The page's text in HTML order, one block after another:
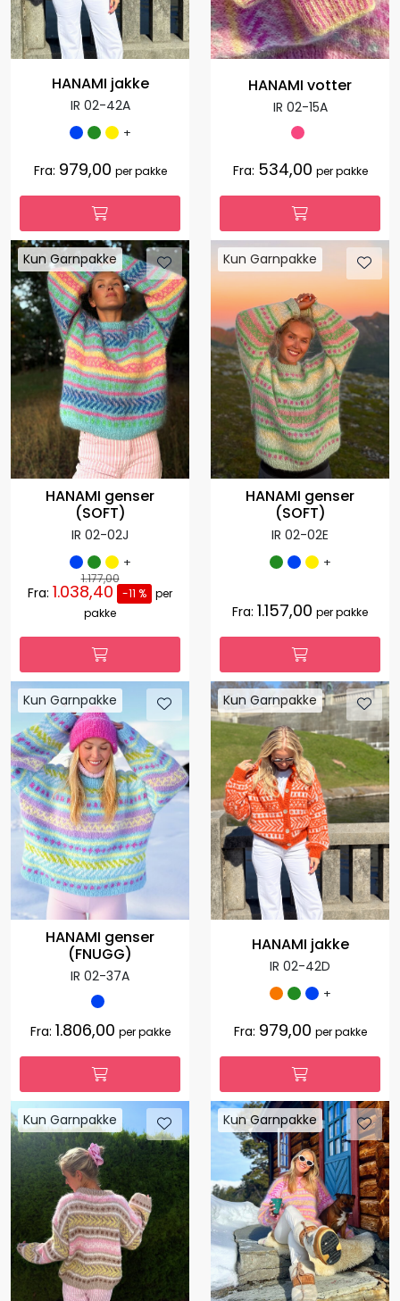
HANAMI jakke
IR 02-42A
+
Fra: 979,00 per pakke
HANAMI votter
IR 02-15A
Fra: 534,00 per pakke
Kun Garnpakke
HANAMI genser
(SOFT)
IR 02-02J
+
1.177,00
Fra: 1.038,40 -11 % per
pakke
Kun Garnpakke
HANAMI genser
(SOFT)
IR 02-02E
+
Fra: 1.157,00 per pakke
Kun Garnpakke
HANAMI genser
(FNUGG)
IR 02-37A
Fra: 1.806,00 per pakke
Kun Garnpakke
HANAMI jakke
IR 02-42D
+
Fra: 979,00 per pakke
Kun Garnpakke Kun Garnpakke